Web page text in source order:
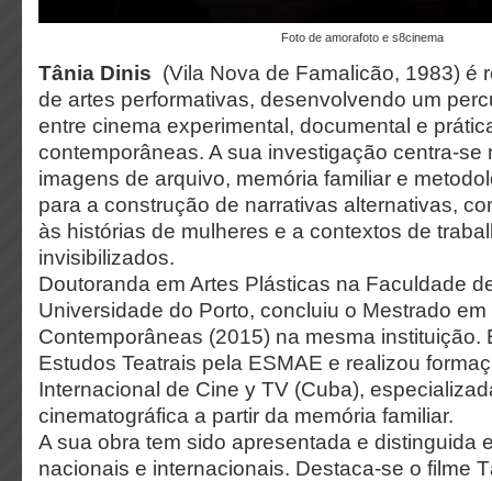
foto de amorafoto e s8cinema
Tânia Dinis (Vila Nova de Famalicão, 1983) é
de artes performativas, desenvolvendo um
entre cinema experimental, documental e
contemporâneas. A sua investigação centra-se
imagens de arquivo, memória familiar e
para a construção de narrativas alternativas,
às histórias de mulheres e a contextos de
invisibilizados.
Doutoranda em Artes Plásticas na Faculdade
Universidade do Porto, concluiu o Mestrado
Contemporâneas (2015) na mesma instituição.
Estudos Teatrais pela ESMAE e realizou
Internacional de Cine y TV (Cuba),
cinematográfica a partir da memória familiar.
A sua obra tem sido apresentada e distinguida
nacionais e internacionais. Destaca-se o filme